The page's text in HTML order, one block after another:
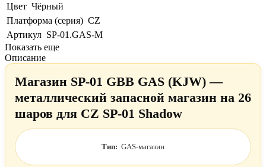
Цвет Чёрный
Платформа (серия) CZ
Артикул SP-01.GAS-M
Показать еще
Описание
Магазин SP-01 GBB GAS (KJW) —
металлический запасной магазин на 26
шаров для CZ SP-01 Shadow
Тип: GAS-магазин